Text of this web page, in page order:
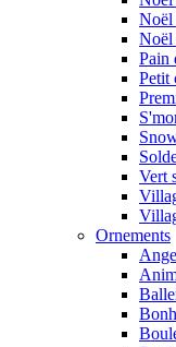
Noël
Noël
Pain
Petit
Vert
Ornements